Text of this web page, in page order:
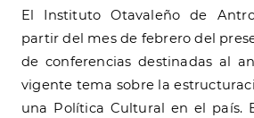
El Instituto Otavaleño de
partir del mes de febrero del
de conferencias destinadas al
vigente tema sobre la
una Política Cultural en el país.